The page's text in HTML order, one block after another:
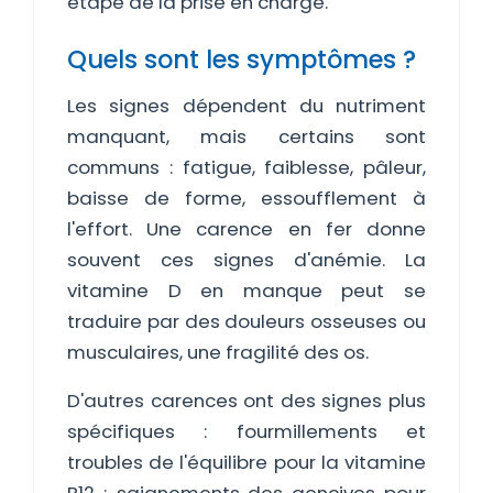
Quels sont les symptômes ?
Les signes dépendent du nutriment
manquant, mais certains sont
communs : fatigue, faiblesse, pâleur,
baisse de forme, essoufflement à
l'effort. Une carence en fer donne
souvent ces signes d'anémie. La
vitamine D en manque peut se
traduire par des douleurs osseuses ou
musculaires, une fragilité des os.
D'autres carences ont des signes plus
spécifiques : fourmillements et
troubles de l'équilibre pour la vitamine